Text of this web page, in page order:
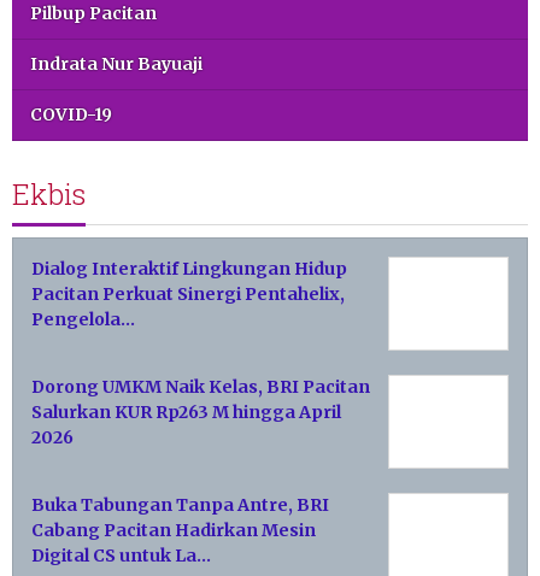
Pilbup Pacitan
Indrata Nur Bayuaji
COVID-19
Ekbis
Dialog Interaktif Lingkungan Hidup
Pacitan Perkuat Sinergi Pentahelix,
Pengelola…
Dorong UMKM Naik Kelas, BRI Pacitan
Salurkan KUR Rp263 M hingga April
2026
Buka Tabungan Tanpa Antre, BRI
Cabang Pacitan Hadirkan Mesin
Digital CS untuk La…